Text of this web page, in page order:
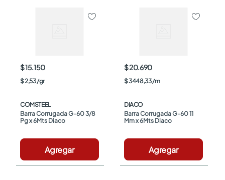
$ 15.150
$2,53/gr
COMSTEEL
Barra Corrugada G-60 3/8
Pg x 6Mts Diaco
Agregar
$ 20.690
$3448,33/m
DIACO
Barra Corrugada G-60 11
Mm x 6Mts Diaco
Agregar